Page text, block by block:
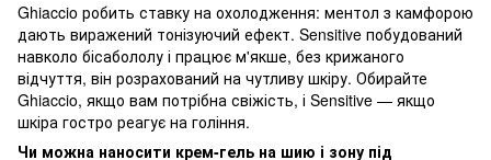
Ghiaccio робить ставку на охолодження: ментол з камфорою
дають виражений тонізуючий ефект. Sensitive побудований
навколо бісабололу і працює м'якше, без крижаного
відчуття, він розрахований на чутливу шкіру. Обирайте
Ghiaccio, якщо вам потрібна свіжість, і Sensitive — якщо
шкіра гостро реагує на гоління.
Чи можна наносити крем-гель на шию і зону під